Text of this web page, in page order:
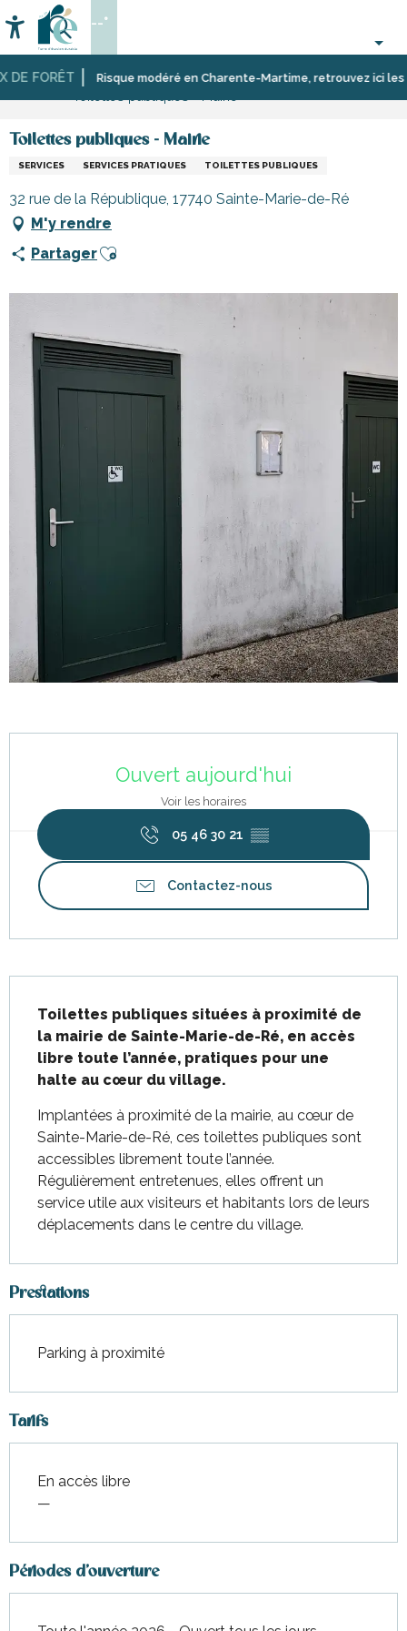
au
contenu
principal
FORÊT Risque modéré en Charente-Martime, retrouvez ici les
Accessibilité
Recherche
--°
Accueil S’informerCommerces,
services
Commerces
de
Toilettes publiques - Mairie
SERVICES SERVICES PRATIQUES TOILETTES PUBLIQUES
32 rue de la République, 17740 Sainte-Marie-de-Ré
M'y rendre
PartagerAjouter aux favoris
Ouvert aujourd'hui
Voir les horaires
05 46 30 21 ▒▒
Contactez-nous
Toilettes publiques situées à proximité de
la mairie de Sainte-Marie-de-Ré, en accès
libre toute l’année, pratiques pour une
halte au cœur du village.
Implantées à proximité de la mairie, au cœur de
Sainte-Marie-de-Ré, ces toilettes publiques sont
accessibles librement toute l’année.
Régulièrement entretenues, elles offrent un
service utile aux visiteurs et habitants lors de leurs
déplacements dans le centre du village.
Prestations
Parking à proximité
Tarifs
En accès libre
—
Périodes d'ouverture